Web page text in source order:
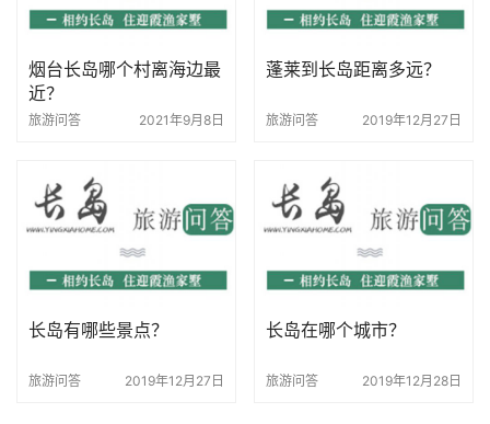
烟台长岛哪个村离海边最
近？
旅游问答 2021年9月8日
蓬莱到长岛距离多远？
旅游问答 2019年12月27日
长岛有哪些景点？
旅游问答 2019年12月27日
长岛在哪个城市？
旅游问答 2019年12月28日